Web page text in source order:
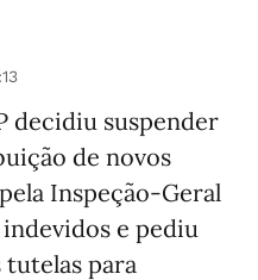
decidiu suspender
de novos
Inspeção-Geral
e pediu
para